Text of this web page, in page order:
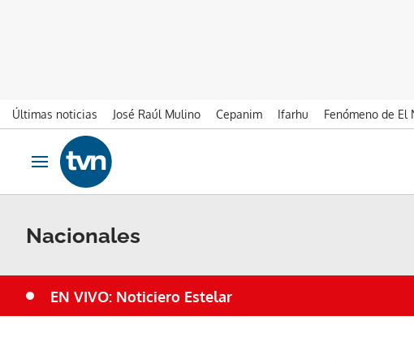
Últimas noticias José Raúl Mulino Cepanim Ifarhu Fenómeno de El
Ir al contenido
Obrir navegació
Nacionales
EN VIVO: Noticiero Estelar